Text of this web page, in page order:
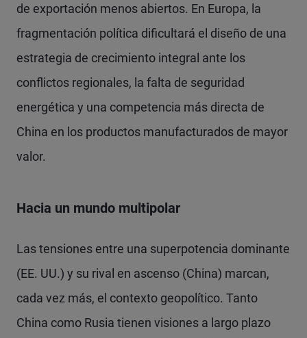
de exportación menos abiertos. En Europa, la
fragmentación política dificultará el diseño de una
estrategia de crecimiento integral ante los
conflictos regionales, la falta de seguridad
energética y una competencia más directa de
China en los productos manufacturados de mayor
valor.
Hacia un mundo multipolar
Las tensiones entre una superpotencia dominante
(EE. UU.) y su rival en ascenso (China) marcan,
cada vez más, el contexto geopolítico. Tanto
China como Rusia tienen visiones a largo plazo